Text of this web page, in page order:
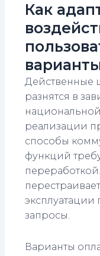
Как
Действенные
разнятся в
реализации
способы
функций
запросы.
Варианты